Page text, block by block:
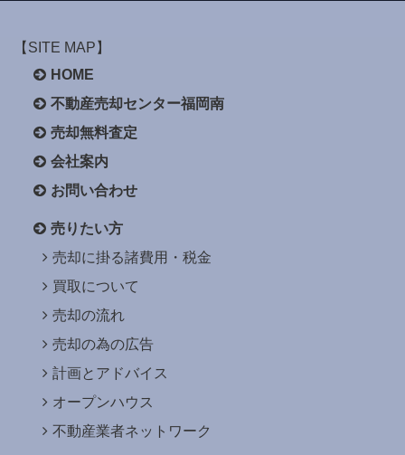
【SITE MAP】
HOME
不動産売却センター福岡南
売却無料査定
会社案内
お問い合わせ
売りたい方
売却に掛る諸費用・税金
買取について
売却の流れ
売却の為の広告
計画とアドバイス
オープンハウス
不動産業者ネットワーク